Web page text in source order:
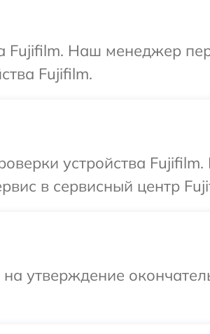
Fujifilm. Наш менеджер
Fujifilm.
устройства
в сервисный центр
утверждение